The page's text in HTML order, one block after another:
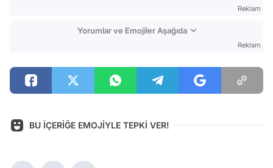
Reklam
Yorumlar ve Emojiler Aşağıda
Reklam
BU İÇERİĞE EMOJİYLE TEPKİ VER!